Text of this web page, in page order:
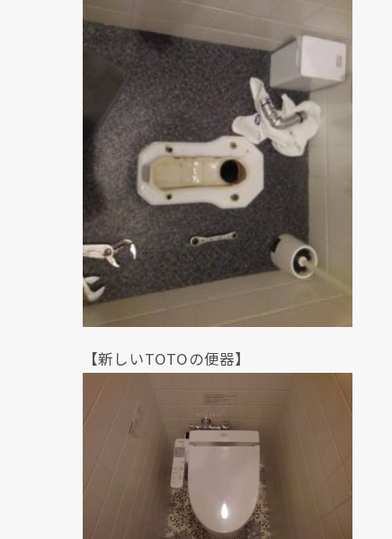
【新しいTOTOの便器】